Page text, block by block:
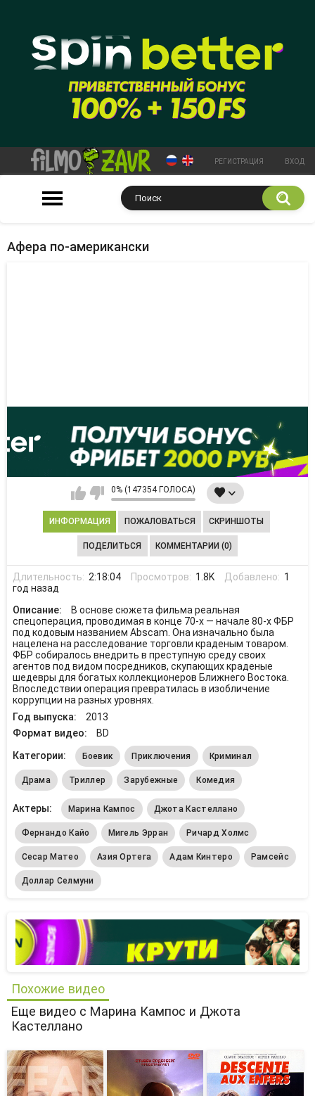
РЕГИСТРАЦИЯ ВХОД
Афера по-американски
0% (147354 ГОЛОСА)
ИНФОРМАЦИЯ ПОЖАЛОВАТЬСЯ СКРИНШОТЫ
ПОДЕЛИТЬСЯ КОММЕНТАРИИ (0)
Длительность: 2:18:04 Просмотров: 1.8K Добавлено: 1
год назад
Описание:
В основе сюжета фильма реальная
спецоперация, проводимая в конце 70-х — начале 80-х ФБР
под кодовым названием Abscam. Она изначально была
нацелена на расследование торговли краденым товаром.
ФБР собиралось внедрить в преступную среду своих
агентов под видом посредников, скупающих краденые
шедевры для богатых коллекционеров Ближнего Востока.
Впоследствии операция превратилась в изобличение
коррупции на разных уровнях.
Год выпуска:
2013
Формат видео:
BD
Категории:
Боевик Приключения Криминал
Драма Триллер Зарубежные Комедия
Актеры: Марина Кампос Джота Кастеллано
Фернандо Кайо Мигель Эрран Ричард Холмс
Сесар Матео Азия Ортега Адам Кинтеро Рамсейс
Доллар Селмуни
Похожие видео
Еще видео с Марина Кампос и Джота
Кастеллано